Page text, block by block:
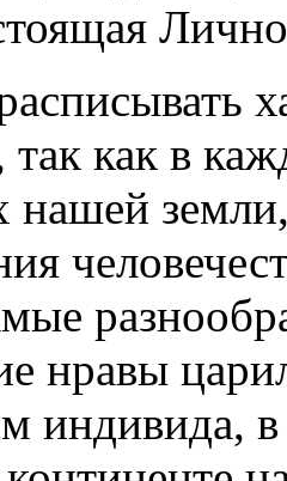
так как в
нашей
нравы
в